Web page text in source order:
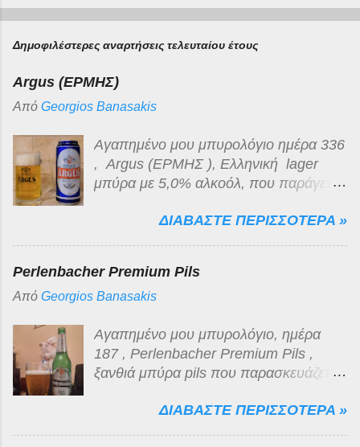
Δημοφιλέστερες αναρτήσεις τελευταίου έτους
Argus (ΕΡΜΗΣ)
Από Georgios Banasakis
Αγαπημένο μου μπυρολόγιο ημέρα 336
, Argus (ΕΡΜΗΣ ), Ελληνική lager
μπύρα με 5,0% αλκοόλ, που παράγεται
την εζα (Ελληνική Ζυθοποιία
Αταλάντης) στο Κυπαρίσσι Φθιώτιδας.
λευκό πυκνό αφρό μέτριας διάρκειας.
Το άρωμα της κλασσικό της
βυνώδης, γλυκόπικρη με ελάχιστα
πικρή επίγευση μικρής διάρκειας. Για
την κατηγορία χαμηλής τιμής στην
ποιότητα της είναι αρκετά τίμια!
ΔΙΑΒΑΣΤΕ ΠΕΡΙΣΣΟΤΕΡΑ »
Perlenbacher Premium Pils
Από Georgios Banasakis
Αγαπημένο μου μπυρολόγιο, ημέρα
187 , Perlenbacher Premium Pils ,
ξανθιά μπύρα pils που παρασκευάζεται
Champigneulles στη Γαλλία σύμφωνα
με τις απαιτήσεις του Γερμανικού
ΔΙΑΒΑΣΤΕ ΠΕΡΙΣΣΟΤΕΡΑ »